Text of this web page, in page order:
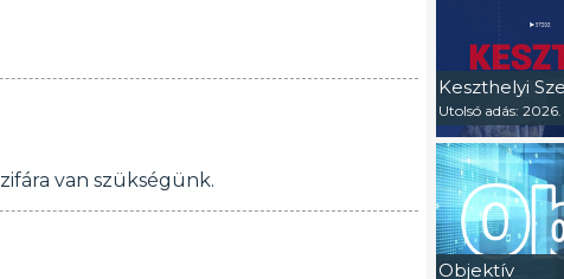
van szükségünk.
Keszthelyi
Utolsó adás:
Objektív